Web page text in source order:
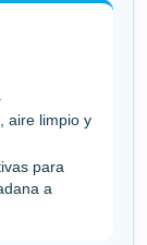
aire limpio y
para
a